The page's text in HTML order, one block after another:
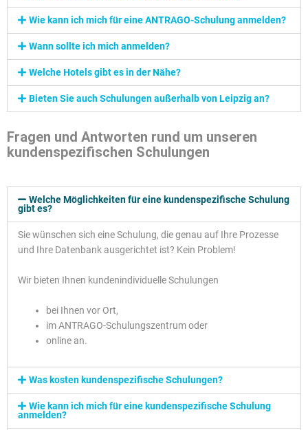
Wie kann ich mich für eine ANTRAGO-Schulung anmelden?
Wann sollte ich mich anmelden?
Welche Hotels gibt es in der Nähe?
Bieten Sie auch Schulungen außerhalb von Leipzig an?
Fragen und Antworten rund um unseren
kundenspezifischen Schulungen
Welche Möglichkeiten für eine kundenspezifische Schulung
gibt es?
Sie wünschen sich eine Schulung, die genau auf Ihre Prozesse
und Ihre Datenbank ausgerichtet ist? Kein Problem!
Wir bieten Ihnen kundenindividuelle Schulungen
bei Ihnen vor Ort,
im ANTRAGO-Schulungszentrum oder
online an.
Was kosten kundenspezifische Schulungen?
Wie kann ich mich für eine kundenspezifische Schulung
anmelden?